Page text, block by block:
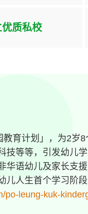
质私校
育计划」，为2岁
等等，引发幼儿
语幼儿及家长支
人生首个学习阶段
po-leung-kuk-